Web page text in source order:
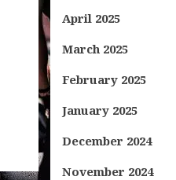
April 2025
March 2025
February 2025
January 2025
December 2024
November 2024